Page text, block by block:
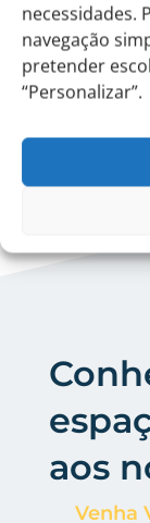
necessidades.
navegação
pretender
“Personalizar”.
aos
Venha